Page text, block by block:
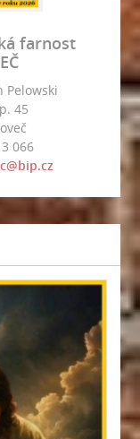
farnost
Pelowski
45
066